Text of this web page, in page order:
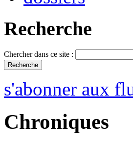
Recherche
Chercher dans ce site :
s'abonner aux
Chroniques